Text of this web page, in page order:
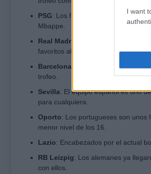
I want
PSG: Los franceses son un equipo
Mbappe.
Real Madrid
favoritos al título.
Barcelona : Aunque hayan
trofeo.
Sevilla: El equipo español es uno
para cualquiera.
Oporto: Los portugueses son unos
menor nivel de los 16.
Lazio: Encabezados por el actual
RB Leizpig: Los alemanes ya
con ellos.